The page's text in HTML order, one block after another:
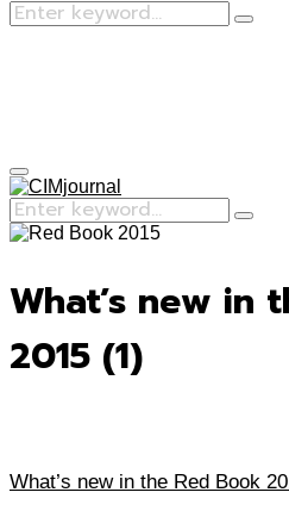
Search
Search
Primary
Menu
Search
for:
Search
What’s new in
2015 (1)
What’s new in the Red Book